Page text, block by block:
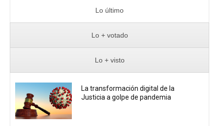
Lo último
Lo + votado
Lo + visto
La transformación digital de la
Justicia a golpe de pandemia